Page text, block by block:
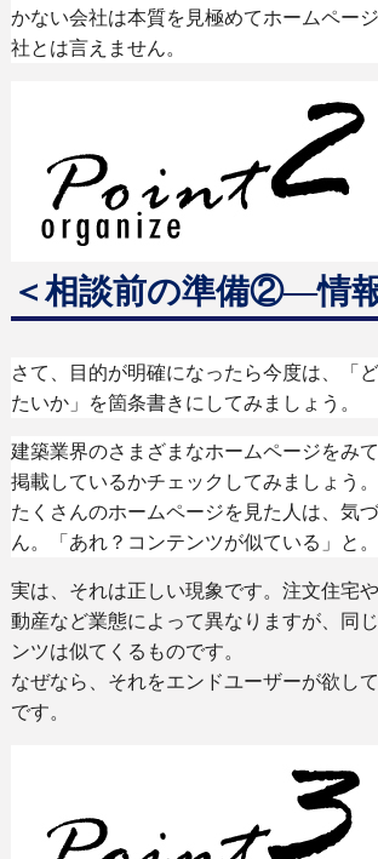
かない会社は本質を見極めてホームペー
社とは言えません。
＜相談前の準備②―情
さて、目的が明確になったら今度は、「
たいか」を箇条書きにしてみましょう。
建築業界のさまざまなホームページをみ
掲載しているかチェックしてみましょう。
たくさんのホームページを見た人は、気
ん。「あれ？コンテンツが似ている」と。
実は、それは正しい現象です。注文住宅
動産など業態によって異なりますが、同
ンツは似てくるものです。
なぜなら、それをエンドユーザーが欲し
です。